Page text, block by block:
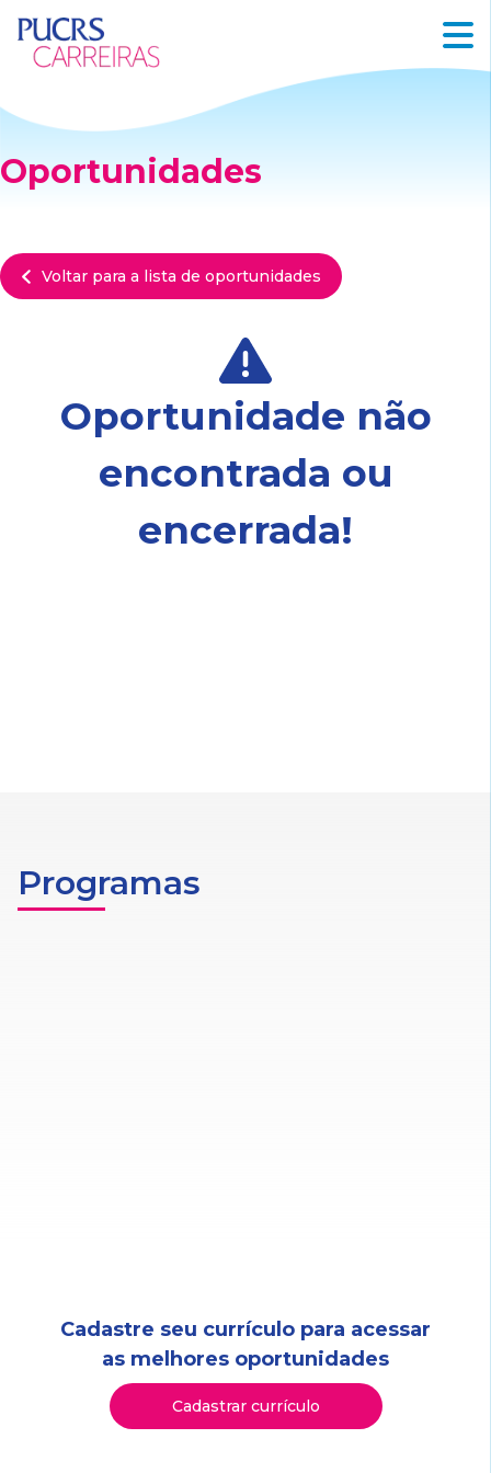
Oportunidades
Voltar para a lista de oportunidades
Oportunidade não
encontrada ou
encerrada!
Programas
Cadastre seu currículo para acessar
as melhores oportunidades
Cadastrar currículo